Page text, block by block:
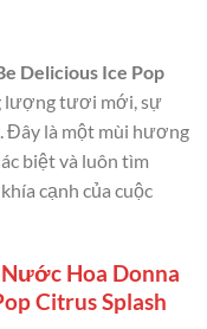
Delicious Ice Pop
lượng tươi mới, sự
Đây là một mùi hương
biệt và luôn tìm
cạnh của cuộc
Hoa Donna
Citrus Splash